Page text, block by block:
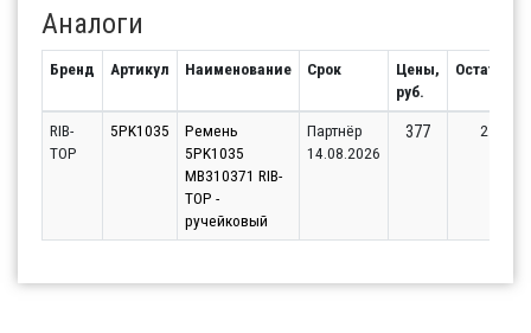
Аналоги
Бренд Артикул Наименование Срок
Цены,
руб.
Остаток
RIB-
TOP
5PK1035
Ремень
5PK1035
MB310371 RIB-
TOP -
ручейковый
Партнёр
14.08.2026
377 2